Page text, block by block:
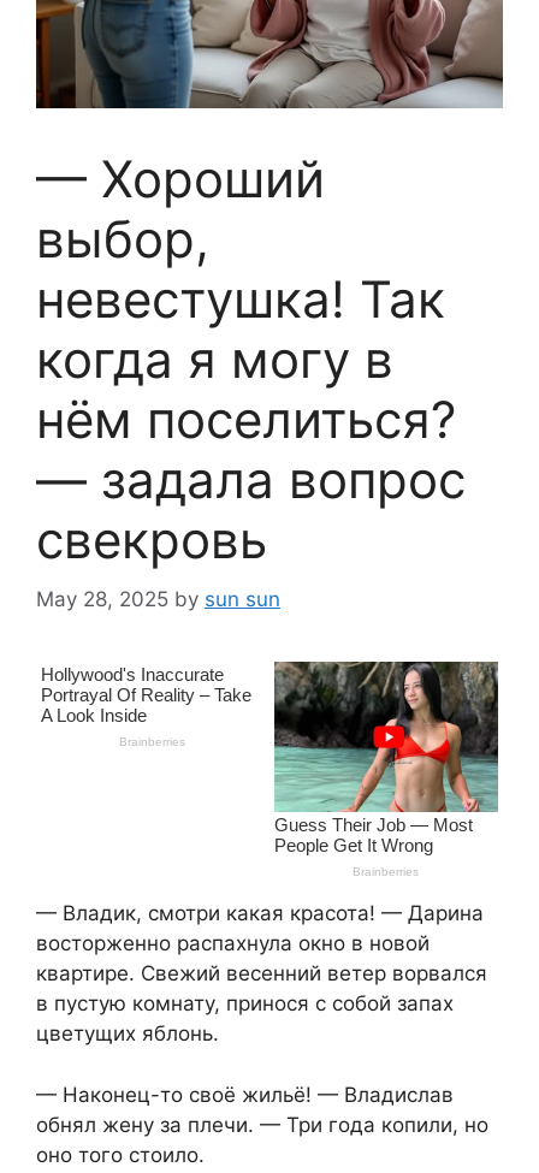
— Хороший
выбор,
невестушка! Так
когда я могу в
нём поселиться?
— задала вопрос
свекровь
May 28, 2025 by sun sun
— Владик, смотри какая красота! — Дарина
восторженно распахнула окно в новой
квартире. Свежий весенний ветер ворвался
в пустую комнату, принося с собой запах
цветущих яблонь.
— Наконец-то своё жильё! — Владислав
обнял жену за плечи. — Три года копили, но
оно того стоило.